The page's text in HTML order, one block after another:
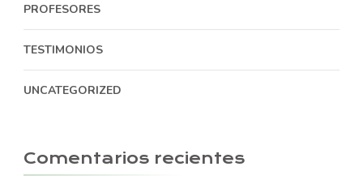
PROFESORES
TESTIMONIOS
UNCATEGORIZED
Comentarios recientes